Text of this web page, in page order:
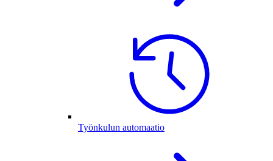
Työnkulun automaatio